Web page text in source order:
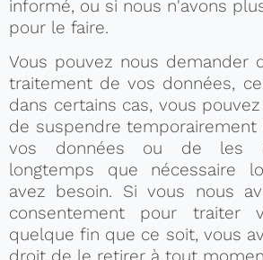
informé, ou si nous n'avons
pour le faire.
Vous pouvez nous demander
traitement de vos données,
dans certains cas, vous
de suspendre
vos données ou de les
longtemps que nécessaire
avez besoin. Si vous nous
consentement pour traiter
quelque fin que ce soit, vous